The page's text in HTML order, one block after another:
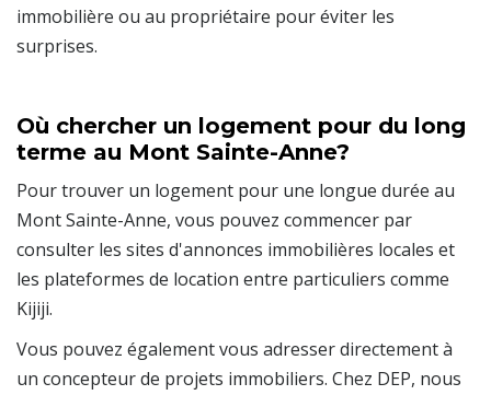
immobilière ou au propriétaire pour éviter les
surprises.
Où chercher un logement pour du long
terme au Mont Sainte-Anne?
Pour trouver un logement pour une longue durée au
Mont Sainte-Anne, vous pouvez commencer par
consulter les sites d'annonces immobilières locales et
les plateformes de location entre particuliers comme
Kijiji.
Vous pouvez également vous adresser directement à
un concepteur de projets immobiliers. Chez DEP, nous